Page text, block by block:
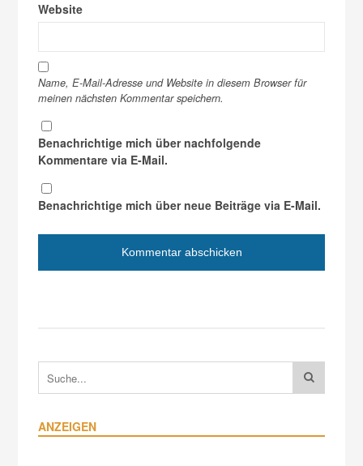
Website
Name, E-Mail-Adresse und Website in diesem Browser für
meinen nächsten Kommentar speichern.
Benachrichtige mich über nachfolgende
Kommentare via E-Mail.
Benachrichtige mich über neue Beiträge via E-Mail.
ANZEIGEN